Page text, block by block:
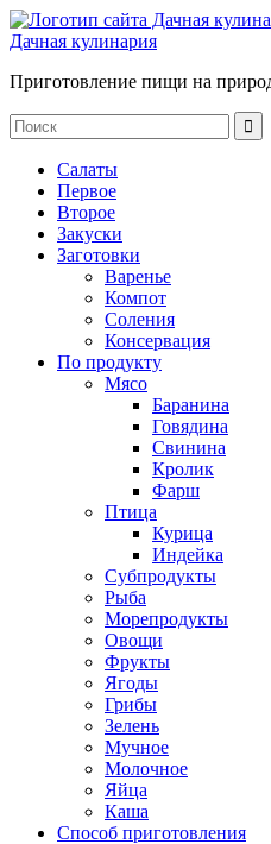
Дачная кулинария
Приготовление пищи на
Салаты
Первое
Второе
Закуски
Заготовки
Варенье
Компот
Соления
Консервация
По продукту
Мясо
Баранина
Говядина
Свинина
Кролик
Фарш
Птица
Курица
Индейка
Субпродукты
Рыба
Морепродукты
Овощи
Фрукты
Ягоды
Грибы
Зелень
Мучное
Молочное
Яйца
Каша
Способ приготовления